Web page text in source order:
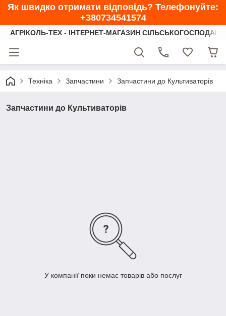
Як швидко отримати відповідь? Телефонуйте:
+380734541574
АГРІКОЛЬ-ТЕХ - ІНТЕРНЕТ-МАГАЗИН
Техніка Запчастини Запчастини до Культиваторів
Запчастини до Культиваторів
У компанії поки немає товарів або послуг